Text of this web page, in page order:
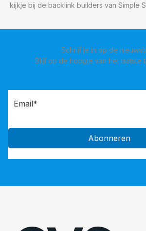
kijkje bij de backlink builders van Simple
Schrijf je in op de
Blijf op de hoogte van het laatste
Abonneren